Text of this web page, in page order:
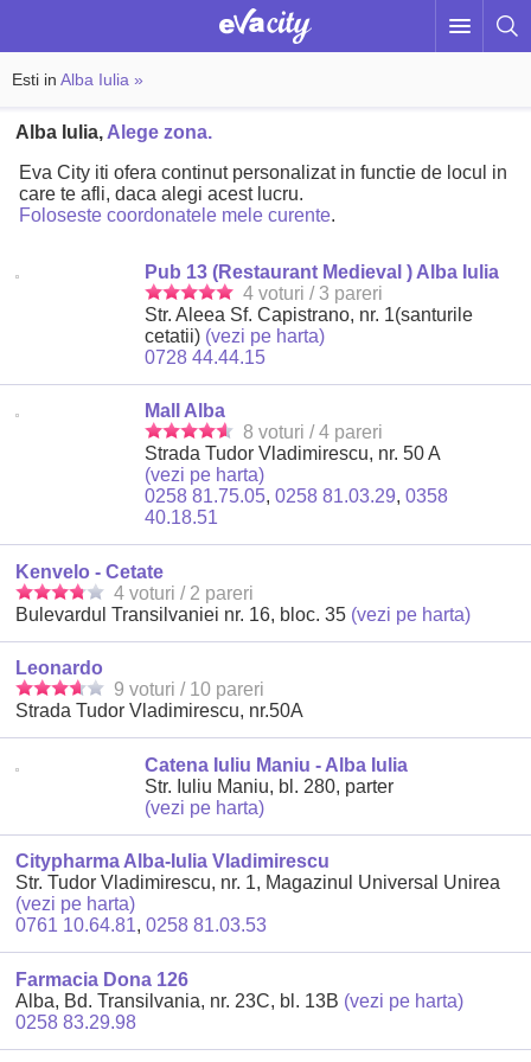
Esti in Alba Iulia »
Alba Iulia, Alege zona.
Eva City iti ofera continut personalizat in functie de locul in
care te afli, daca alegi acest lucru.
Foloseste coordonatele mele curente.
Pub 13 (Restaurant Medieval ) Alba Iulia
4 voturi / 3 pareri
Str. Aleea Sf. Capistrano, nr. 1(santurile
cetatii) (vezi pe harta)
0728 44.44.15
Mall Alba
8 voturi / 4 pareri
Strada Tudor Vladimirescu, nr. 50 A
(vezi pe harta)
0258 81.75.05,0258 81.03.29,0358
40.18.51
Kenvelo - Cetate
4 voturi / 2 pareri
Bulevardul Transilvaniei nr. 16, bloc. 35 (vezi pe harta)
Leonardo
9 voturi / 10 pareri
Strada Tudor Vladimirescu, nr.50A
Catena Iuliu Maniu - Alba Iulia
Str. Iuliu Maniu, bl. 280, parter
(vezi pe harta)
Citypharma Alba-Iulia Vladimirescu
Str. Tudor Vladimirescu, nr. 1, Magazinul Universal Unirea
(vezi pe harta)
0761 10.64.81,0258 81.03.53
Farmacia Dona 126
Alba, Bd. Transilvania, nr. 23C, bl. 13B (vezi pe harta)
0258 83.29.98